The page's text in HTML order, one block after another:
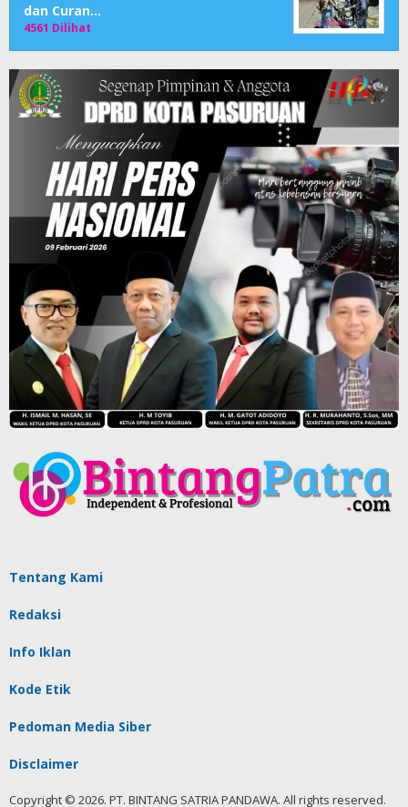
dan Curan…
4561 Dilihat
Tentang Kami
Redaksi
Info Iklan
Kode Etik
Pedoman Media Siber
Disclaimer
Copyright © 2026. PT. BINTANG SATRIA PANDAWA. All rights reserved.